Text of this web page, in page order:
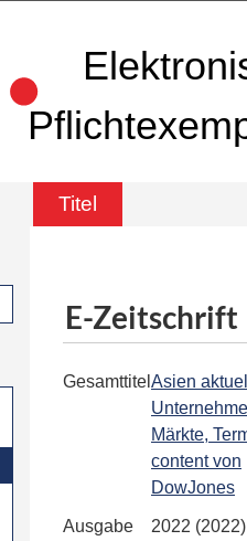
Titel
E-Zeitschrift
Gesamttitel Asien
Märkte,
content von
DowJones
Ausgabe
2022